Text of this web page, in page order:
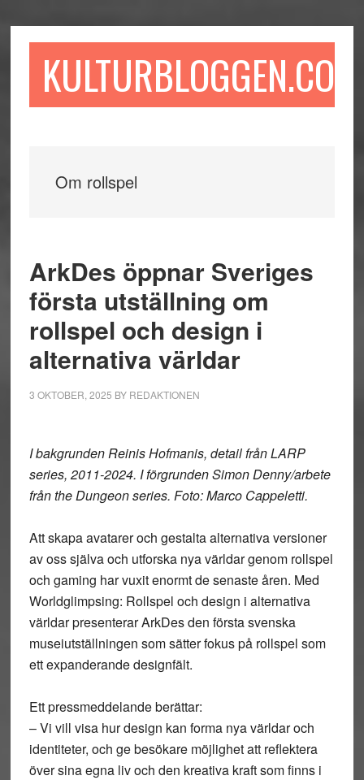
till
till
sidofältet
till
KULTURBLOGGEN.COM
Om rollspel
ArkDes öppnar Sveriges
första utställning om
rollspel och design i
alternativa världar
3 OKTOBER, 2025 BY REDAKTIONEN
I bakgrunden Reinis Hofmanis, detail från LARP
series, 2011-2024. I förgrunden Simon Denny/arbete
från the Dungeon series. Foto: Marco Cappeletti.
Att skapa avatarer och gestalta alternativa versioner
av oss själva och utforska nya världar genom rollspel
och gaming har vuxit enormt de senaste åren. Med
Worldglimpsing: Rollspel och design i alternativa
världar presenterar ArkDes den första svenska
museiutställningen som sätter fokus på rollspel som
ett expanderande designfält.
Ett pressmeddelande berättar:
– Vi vill visa hur design kan forma nya världar och
identiteter, och ge besökare möjlighet att reflektera
över sina egna liv och den kreativa kraft som finns i